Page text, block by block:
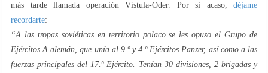
más tarde llamada operación Vístula-Oder. Por si acaso, déjame
recordarte:
“A las tropas soviéticas en territorio polaco se les opuso el Grupo de
Ejércitos A alemán, que unía al 9.º y 4.º Ejércitos Panzer, así como a las
fuerzas principales del 17.º Ejército. Tenían 30 divisiones, 2 brigadas y